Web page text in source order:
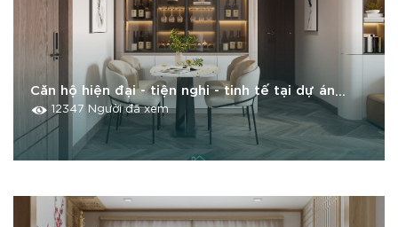
Căn hộ hiện đại - tiện nghi - tinh tế tại dự án
Vinhome Gardenia
12347 Người đã xem